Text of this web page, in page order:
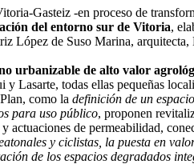
Gasteiz -en proceso de
del entorno sur de Vitoria,
López de Suso Marina,
urbanizable de alto valor
Lasarte, todas ellas pequeñas
como la definición de un
para uso público, proponen
actuaciones de permeabilidad,
y ciclistas, la puesta en
de los espacios degradados